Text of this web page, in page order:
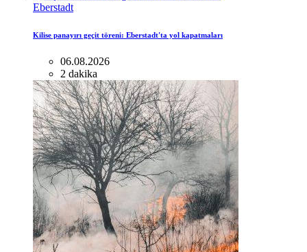
Eberstadt
Kilise panayırı geçit töreni: Eberstadt'ta yol kapatmaları
06.08.2026
2 dakika